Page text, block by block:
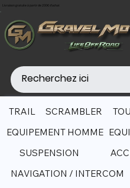
Livraison gratuite à partir de 200€ d'achat
TRAIL SCRAMBLER
EQUIPEMENT HOMME
SUSPENSION
NAVIGATION / INTERCOM